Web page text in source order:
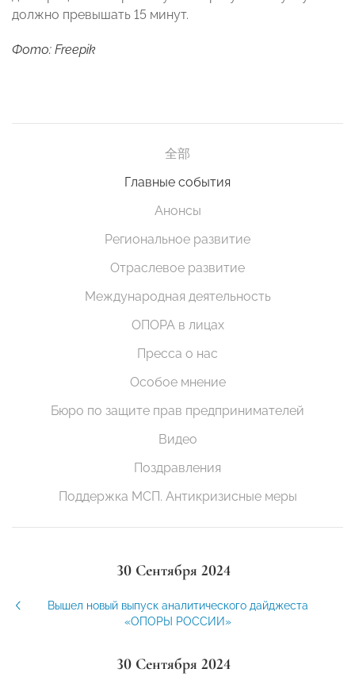
должно превышать 15 минут.
Фото: Freepik
全部
Главные события
Анонсы
Региональное развитие
Отраслевое развитие
Международная деятельность
ОПОРА в лицах
Пресса о нас
Особое мнение
Бюро по защите прав предпринимателей
Видео
Поздравления
Поддержка МСП. Антикризисные меры
30 Сентября 2024
Вышел новый выпуск аналитического дайджеста
«ОПОРЫ РОССИИ»
30 Сентября 2024